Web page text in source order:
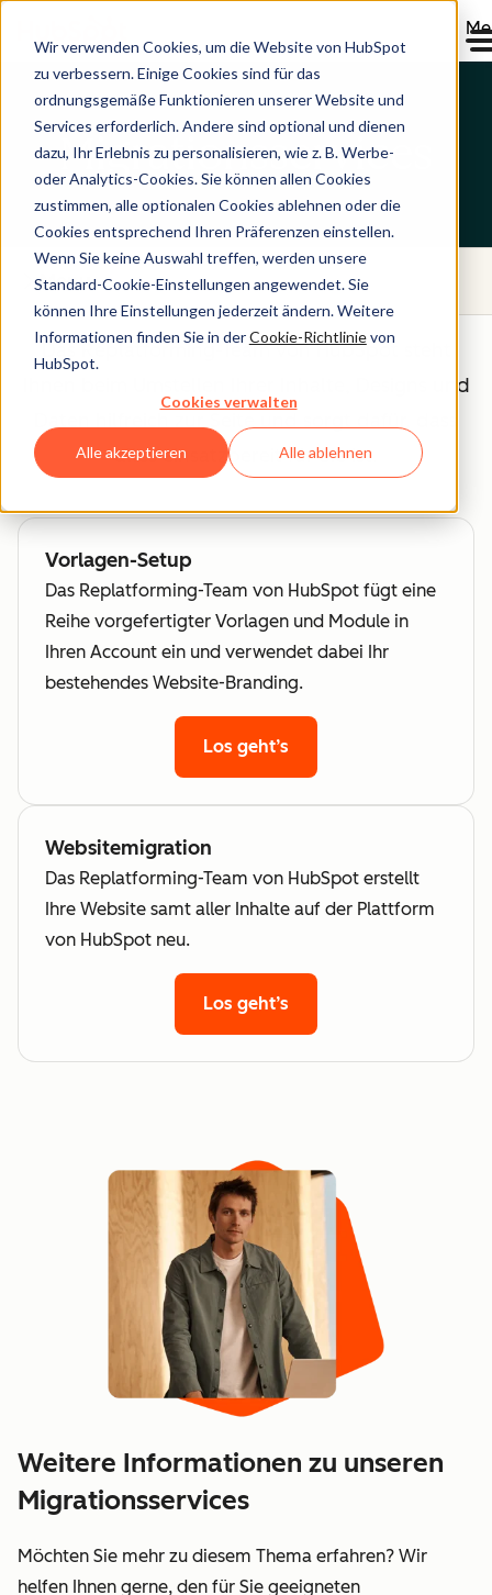
Wir verwenden Cookies, um die Website von HubSpot
zu verbessern. Einige Cookies sind für das
ordnungsgemäße Funktionieren unserer Website und
Services erforderlich. Andere sind optional und dienen
dazu, Ihr Erlebnis zu personalisieren, wie z. B. Werbe-
oder Analytics-Cookies. Sie können allen Cookies
zustimmen, alle optionalen Cookies ablehnen oder die
Cookies entsprechend Ihren Präferenzen einstellen.
Wenn Sie keine Auswahl treffen, werden unsere
Standard-Cookie-Einstellungen angewendet. Sie
können Ihre Einstellungen jederzeit ändern. Weitere
Informationen finden Sie in derCookie-Richtlinievon
HubSpot.
Cookies verwalten
Alle akzeptieren Alle ablehnen
Migrationsservices
Menu
Das Replatforming-Team von HubSpot steht
Ihnen beim Umstellen Ihrer Inhalte, Designs und
alles einsatzbereit für Sie ist.
Vorlagen-Setup
Das Replatforming-Team von HubSpot fügt eine
Reihe vorgefertigter Vorlagen und Module in
Ihren Account ein und verwendet dabei Ihr
bestehendes Website-Branding.
Los geht’s
Websitemigration
Das Replatforming-Team von HubSpot erstellt
Ihre Website samt aller Inhalte auf der Plattform
von HubSpot neu.
Los geht’s
Weitere Informationen zu unseren
Migrationsservices
Möchten Sie mehr zu diesem Thema erfahren? Wir
helfen Ihnen gerne, den für Sie geeigneten